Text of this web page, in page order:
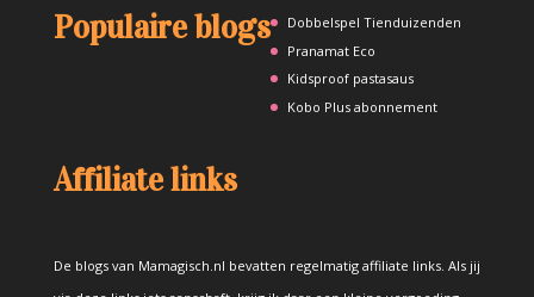
Populaire blogs
Dobbelspel Tienduizenden
Pranamat Eco
Kidsproof pastasaus
Kobo Plus abonnement
Affiliate links
De blogs van Mamagisch.nl bevatten regelmatig affiliate links. Als jij